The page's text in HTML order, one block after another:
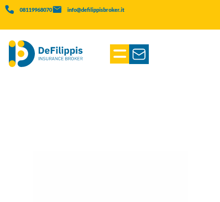
08119968070 info@defilippisbroker.it